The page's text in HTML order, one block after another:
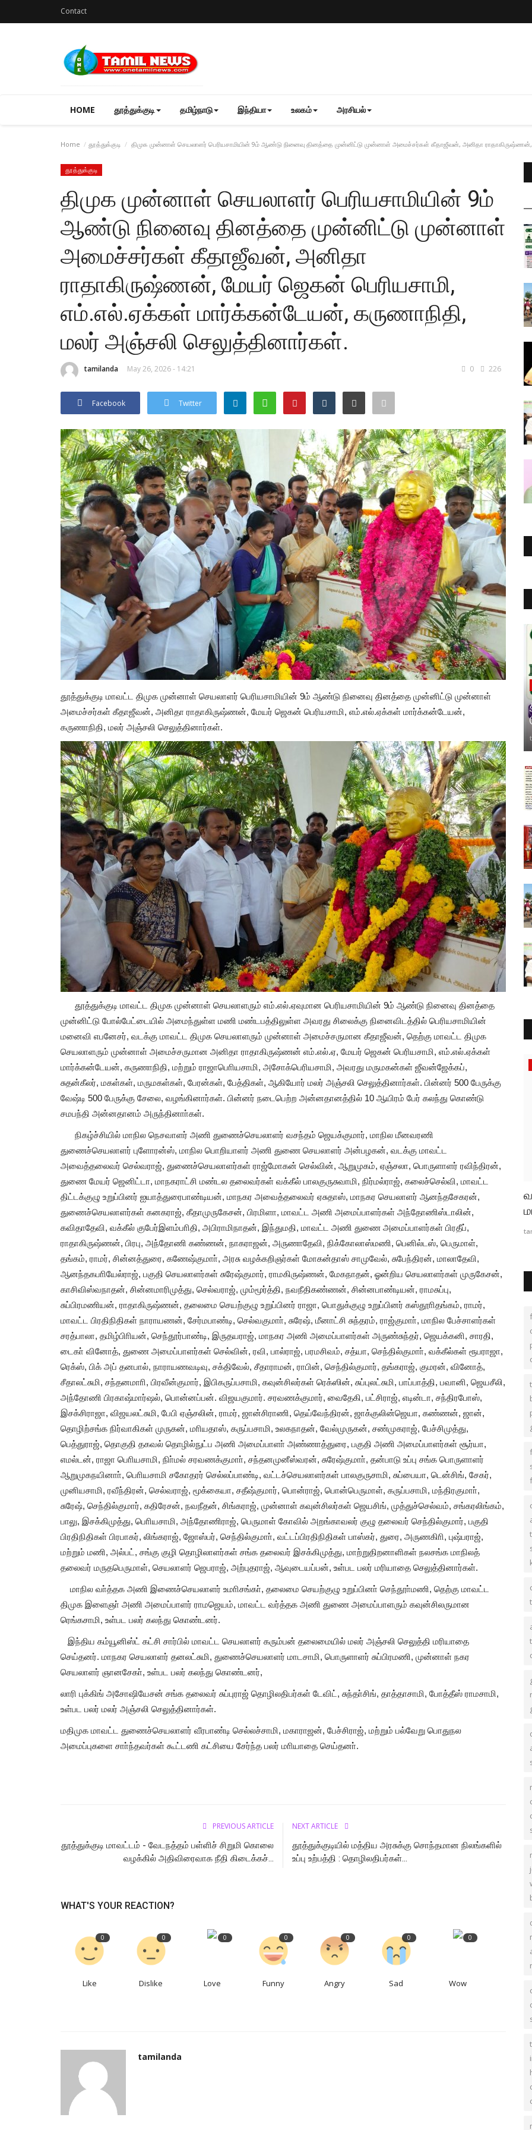
Contact
HOME தூத்துக்குடி தமிழ்நாடு இந்தியா உலகம் அரசியல்
Home தூத்துக்குடி திமுக முன்னாள் செயலாளர் பெரியசாமியின் 9ம் ஆண்டு நினைவு தினத்தை முன்னிட்டு முன்னாள் அமைச்சர்கள் கீதாஜீவன், அனிதா
தூத்துக்குடி
திமுக முன்னாள் செயலாளர் பெரியசாமியின் 9ம்
ஆண்டு நினைவு தினத்தை முன்னிட்டு முன்னாள்
அமைச்சர்கள் கீதாஜீவன், அனிதா
ராதாகிருஷ்ணன், மேயர் ஜெகன் பெரியசாமி,
எம்.எல்.ஏக்கள் மார்க்கன்டேயன், கருணாநிதி,
மலர் அஞ்சலி செலுத்தினார்கள்.
tamilanda May 26, 2026 - 14:21 0 226
Facebook Twitter
தூத்துக்குடி மாவட்ட திமுக முன்னாள் செயலாளர் பெரியசாமியின் 9ம் ஆண்டு நினைவு தினத்தை முன்னிட்டு முன்னாள்
அமைச்சர்கள் கீதாஜீவன், அனிதா ராதாகிருஷ்ணன், மேயர் ஜெகன் பெரியசாமி, எம்.எல்.ஏக்கள் மார்க்கன்டேயன்,
கருணாநிதி, மலர் அஞ்சலி செலுத்தினார்கள்.
தூத்துக்குடி மாவட்ட திமுக முன்னாள் செயலாளரும் எம்.எல்.ஏவுமான பெரியசாமியின் 9ம் ஆண்டு நினைவு தினத்தை
முன்னிட்டு போல்பேட்டையில் அமைந்துள்ள மணி மண்டபத்திலுள்ள அவரது சிலைக்கு நினைவிடத்தில் பெரியசாமியின்
மனைவி எபனேசர், வடக்கு மாவட்ட திமுக செயலாளரும் முன்னாள் அமைச்சருமான கீதாஜீவன், தெற்கு மாவட்ட திமுக
செயலாளரும் முன்னாள் அமைச்சருமான அனிதா ராதாகிருஷ்ணன் எம்.எல்.ஏ, மேயர் ஜெகன் பெரியசாமி, எம்.எல்.ஏக்கள்
மார்க்கன்டேயன், கருணாநிதி, மற்றும் ராஜாபொியசாமி, அசோக்பெரியசாமி, அவரது மருமகன்கள் ஜீவன்ஜேக்கப்,
சுதன்கீலர், மகள்கள், மருமகள்கள், பேரன்கள், பேத்திகள், ஆகியோர் மலர் அஞ்சலி செலுத்தினார்கள். பின்னர் 500 பேருக்கு
வேஷ்டி 500 பேருக்கு சேலை, வழங்கினார்கள். பின்னர் நடைபெற்ற அன்னதானத்தில் 10 ஆயிரம் பேர் கலந்து கொண்டு
சமபந்தி அன்னதானம் அருந்தினாா்கள்.
நிகழ்ச்சியில் மாநில நெசவாளர் அணி துணைச்செயலாளர் வசந்தம் ஜெயக்குமார், மாநில மீனவரணி
துணைச்செயலாளர் புளோரன்ஸ், மாநில பொறியாளர் அணி துணை செயலாளர் அன்பழகன், வடக்கு மாவட்ட
அவைத்தலைவர் செல்வராஜ், துணைச்செயலாளர்கள் ராஜ்மோகன் செல்வின், ஆறுமுகம், ஏஞ்சலா, பொருளாளர் ரவிந்திரன்,
துணை மேயர் ஜெனிட்டா, மாநகராட்சி மண்டல தலைவர்கள் வக்கீல் பாலகுருசுவாமி, நிர்மல்ராஜ், கலைச்செல்வி, மாவட்ட
திட்டக்குழு உறுப்பினர் ஐயாத்துரைபாண்டியன், மாநகர அவைத்தலைவர் ஏசுதாஸ், மாநகர செயலாளர் ஆனந்தசேகரன்,
துணைச்செயலாளர்கள் கனகராஜ், கீதாமுருகேசன், பிரமிளா, மாவட்ட அணி அமைப்பாளர்கள் அந்தோணிஸ்டாலின்,
கவிதாதேவி, வக்கீல் குபேர்இளம்பாிதி, அபிராமிநாதன், இந்துமதி, மாவட்ட அணி துணை அமைப்பாளர்கள் பிரதீப்,
ராதாகிருஷ்ணன், பிரபு, அந்தோணி கண்ணன், நாகராஜன், அருணாதேவி, நிக்கோலாஸ்மணி, பெனில்டஸ், பெருமாள்,
தங்கம், ராமர், சின்னத்துரை, கணேஷ்குமாா், அரசு வழக்கறிஞர்கள் மோகன்தாஸ் சாமுவேல், சுபேந்திரன், மாலாதேவி,
ஆனந்தகபாியேல்ராஜ், பகுதி செயலாளர்கள் சுரேஷ்குமார், ராமகிருஷ்ணன், மேகநாதன், ஓன்றிய செயலாளர்கள் முருகேசன்,
காசிவிஸ்வநாதன், சின்னமாரிமுத்து, செல்வராஜ், மும்மூர்த்தி, நவநீதிகண்ணன், சின்னபாண்டியன், ராமசுப்பு,
சுப்பிரமணியன், ராதாகிருஷ்ணன், தலைமை செயற்குழு உறுப்பினர் ராஜா, பொதுக்குழு உறுப்பினர் கஸ்தூாிதங்கம், ராமர்,
மாவட்ட பிரதிநிதிகள் நாராயணன், சேர்மபாண்டி, செல்வகுமாா், சுரேஷ், மீனாட்சி சுந்தரம், ராஜ்குமாா், மாநில பேச்சாளர்கள்
சரத்பாலா, தமிழ்பிாியன், செந்தூர்பாண்டி, இருதயராஜ், மாநகர அணி அமைப்பாளர்கள் அருண்சுந்தர், ஜெயக்கனி, சாரதி,
டைகா் வினோத், துணை அமைப்பாளர்கள் செல்வின், ரவி, பால்ராஜ், பரமசிவம், சத்யா, செந்தில்குமாா், வக்கீல்கள் ரூபராஜா,
ரெக்ஸ், பிக் அப் தனபால், நாராயணவடிவு, சக்திவேல், சீதாராமன், ராபின், செந்தில்குமார், தங்கராஜ், குமரன், வினோத்,
சீதாலட்சுமி, சந்தனமாாி, பிரவீன்குமார், இபிகருப்பசாமி, கவுன்சிலர்கள் ரெக்ஸின், சுப்புலட்சுமி, பாப்பாத்தி, பவானி, ஜெயசீலி,
அந்தோணி பிரகாஷ்மார்ஷல், பொன்னப்பன். விஜயகுமார். சரவணக்குமார், வைதேகி, பட்சிராஜ், எடின்டா, சந்திரபோஸ்,
இசக்சிராஜா, விஜயலட்சுமி, பேபி ஏஞ்சலின், ராமர், ஜான்சிராணி, தெய்வேந்திரன், ஜாக்குலின்ஜெயா, கண்ணன், ஜான்,
தொழிற்சங்க நிர்வாகிகள் முருகன், மாியதாஸ், கருப்பசாமி, உலகநாதன், வேல்முருகன், சண்முகராஜ், பேச்சிமுத்து,
பெத்துராஜ், தொகுதி தகவல் தொழில்நுட்ப அணி அமைப்பாளா் அண்ணாத்துரை, பகுதி அணி அமைப்பாளர்கள் சூர்யா,
எமல்டன், ராஜா பொியசாமி, நிா்மல் சரவணக்குமாா், சந்தனமுனீஸ்வரன், சுரேஷ்குமாா், தன்பாடு உப்பு சங்க பொருளாளர்
ஆறுமுகநயினாா், பொியசாமி சகோதரர் செல்லப்பாண்டி, வட்டச்செயலாளர்கள் பாலகுருசாமி, சுப்பையா, டென்சிங், சேகர்,
முனியசாமி, ரவீந்திரன், செல்வராஜ், மூக்கையா, சதீஷ்குமார், பொன்ராஜ், பொன்பெருமாள், கருப்பசாமி, மந்திரகுமாா்,
சுரேஷ், செந்தில்குமார், கதிரேசன், நவநீதன், சிங்கராஜ், முன்னாள் கவுன்சிலர்கள் ஜெயசிங், முத்துச்செல்வம், சங்கரலிங்கம்,
பாலு, இசக்கிமுத்து, பொியசாமி, அந்தோணிராஜ், பெருமாள் கோவில் அறங்காவலர் குழு தலைவர் செந்தில்குமார், பகுதி
பிரதிநிதிகள் பிரபாகர், லிங்கராஜ், ஜோஸ்பர், செந்தில்குமாா், வட்டப்பிரதிநிதிகள் பாஸ்கர், துரை, அருணகிாி, புஷ்பராஜ்,
மற்றும் மணி, அல்பட், சங்கு குழி தொழிலாளர்கள் சங்க தலைவர் இசக்கிமுத்து, மாற்றுதிறனாளிகள் நலசங்க மாநிலத்
தலைவர் மருதபெருமாள், செயலாளர் ஜெபராஜ், அற்புதராஜ், ஆவுடையப்பன், உள்பட பலர் மரியாதை செலுத்தினார்கள்.
மாநில வா்த்தக அணி இணைச்செயலாளர் உமாிசங்கா், தலைமை செயற்குழு உறுப்பினா் செந்தூா்மணி, தெற்கு மாவட்ட
திமுக இளைஞா் அணி அமைப்பாளர் ராமஜெயம், மாவட்ட வர்த்தக அணி துணை அமைப்பாளரும் கவுன்சிலருமான
ரெங்கசாமி, உள்பட பலர் கலந்து கொண்டனர்.
இந்திய கம்யூனிஸ்ட் கட்சி சார்பில் மாவட்ட செயலாளர் கரும்பன் தலைமையில் மலர் அஞ்சலி செலுத்தி மரியாதை
செய்தனர். மாநகர செயலாளர் தனலட்சுமி, துணைச்செயலாளர் மாடசாமி, பொருளாளர் சுப்பிரமணி, முன்னாள் நகர
செயலாளர் ஞானசேகா், உள்பட பலர் கலந்து கொண்டனர்,
லாரி புக்கிங் அசோஷியேசன் சங்க தலைவர் சுப்புராஜ் தொழிலதிபர்கள் டேவிட், சுந்தா்சிங், தாத்தாசாமி, போத்தீஸ் ராமசாமி,
உள்பட பலர் மலர் அஞ்சலி செலுத்தினார்கள்.
மதிமுக மாவட்ட துணைச்செயலாளர் வீரபாண்டி செல்லச்சாமி, மகாராஜன், பேச்சிராஜ், மற்றும் பல்வேறு பொதுநல
அமைப்புகளை சாா்ந்தவர்கள் கூட்டணி கட்சியை சேர்ந்த பலர் மாியாதை செய்தனா்.
PREVIOUS ARTICLE
தூத்துக்குடி மாவட்டம் - வேடநத்தம் பள்ளிச் சிறுமி கொலை
வழக்கில் அதிவிரைவாக நீதி கிடைக்கச்...
NEXT ARTICLE
தூத்துக்குடியில் மத்திய அரசுக்கு சொந்தமான நிலங்களில்
உப்பு உற்பத்தி : தொழிலதிபர்கள்...
WHAT'S YOUR REACTION?
0
Like
0
Dislike
0
Love
0
Funny
0
Angry
0
Sad
0
Wow
tamilanda
தூத்துக்குடி
தவெக அரசு ஜனநாயகத்தை காலில் போட்டு
மிதிக்கிறது. கருத்துரிமைக்கு...
tamilanda Jul 21, 2026 0 77
தூத்துக்குடி
டாக்டர். ஜி. யு. போப் பொறியியல் கல்லூரியில்
17வது பட்டமளிப்பு...
tamilanda Aug 6, 2026 0 6